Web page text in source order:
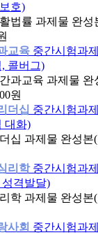
호)
법률 과제물 완성
교육 중간시험과
콜버그)
과교육 과제물 완
원
더십 중간시험과
대화)
십 과제물 완성본
리학 중간시험과
격발달)
학 과제물 완성본
사회 중간시험과